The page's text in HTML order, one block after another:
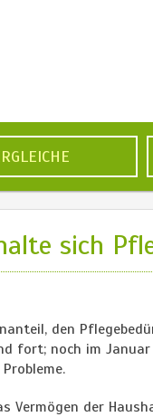
sich
den
fort; noch im
der